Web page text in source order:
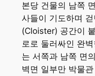
본당 건물의 남쪽
사들이 기도하며
(Cloister) 공간이
로로 둘러싸인 완
는 서쪽과 남쪽 면
벽면 일부만 박물